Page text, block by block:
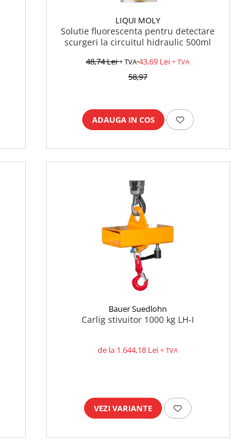
LIQUI MOLY
Solutie fluorescenta pentru detectare
scurgeri la circuitul hidraulic 500ml
48,74 Lei+ TVA 43,69 Lei + TVA
58,97
ADAUGA IN COS
Bauer Suedlohn
Carlig stivuitor 1000 kg LH-I
de la 1.644,18 Lei+ TVA
VEZI VARIANTE